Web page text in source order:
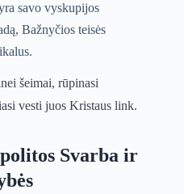
savo vyskupijos
Bažnyčios teisės
šeimai, rūpinasi
vesti juos Kristaus link.
Svarba ir